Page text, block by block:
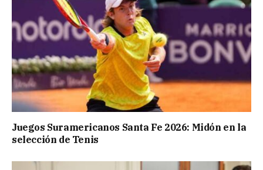
Juegos Suramericanos Santa Fe 2026: Midón en la
selección de Tenis